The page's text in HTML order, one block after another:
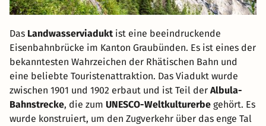
Das Landwasserviaduktist eine beeindruckende
Eisenbahnbrücke im Kanton Graubünden. Es ist eines der
bekanntesten Wahrzeichen der Rhätischen Bahn und
eine beliebte Touristenattraktion. Das Viadukt wurde
zwischen 1901 und 1902 erbaut und ist Teil der Albula-
Bahnstrecke, die zum UNESCO-Weltkulturerbe gehört. Es
wurde konstruiert, um den Zugverkehr über das enge Tal